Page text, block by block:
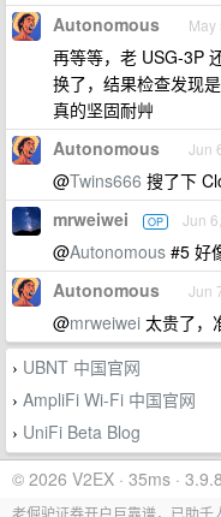
Autonomous May
再等等，老 USG-3P
换了，结果检查发现
真的坚固耐艸
Autonomous Jun
@Twins666 搜了下
mrweiwei OP Jun
@Autonomous #5 好
Autonomous Jun
@mrweiwei 太贵了，
› UBNT 中国官网
› AmpliFi Wi-Fi 中国官网
› UniFi Beta Blog
© 2026 V2EX · 35ms ·
老倔驴证券开户巨靠谱，已助千